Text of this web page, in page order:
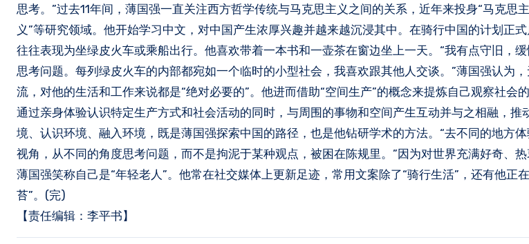
思考。”过去11年间，薄国强一直关注西方哲学传统与马克思主义之间的关系，近年来投身“马克思
义”等研究领域。他开始学习中文，对中国产生浓厚兴趣并越来越沉浸其中。在骑行中国的计划正
往往表现为坐绿皮火车或乘船出行。他喜欢带着一本书和一壶茶在窗边坐上一天。“我有点守旧，
思考问题。每列绿皮火车的内部都宛如一个临时的小型社会，我喜欢跟其他人交谈。”薄国强认为
流，对他的生活和工作来说都是“绝对必要的”。他进而借助“空间生产”的概念来提炼自己观察社会
通过亲身体验认识特定生产方式和社会活动的同时，与周围的事物和空间产生互动并与之相融，推
境、认识环境、融入环境，既是薄国强探索中国的路径，也是他钻研学术的方法。“去不同的地方
视角，从不同的角度思考问题，而不是拘泥于某种观点，被困在陈规里。”因为对世界充满好奇、
薄国强笑称自己是“年轻老人”。他常在社交媒体上更新足迹，常用文案除了“骑行生活”，还有他正
苔”。(完)
【责任编辑：李平书】